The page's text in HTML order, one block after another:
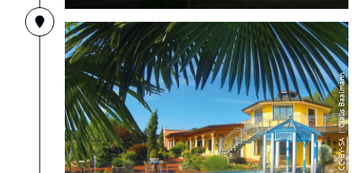
CC-BY-SA
| Claus Baalmann